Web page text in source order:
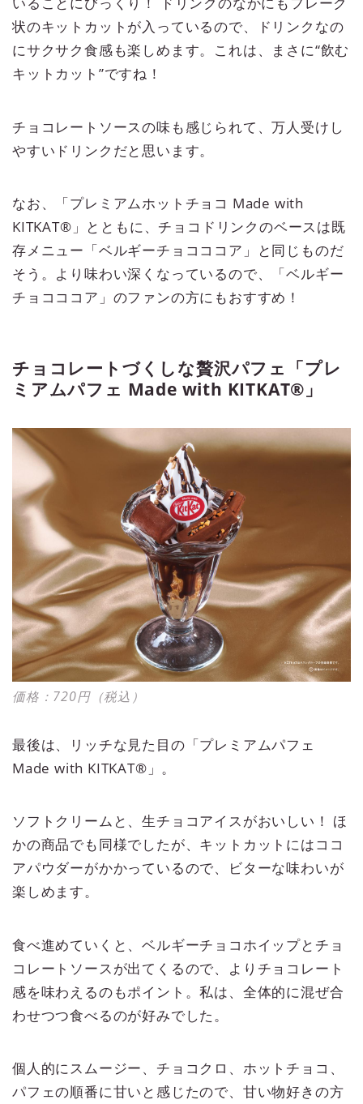
状のキットカットが入っているので、ドリンクなの
にサクサク食感も楽しめます。これは、まさに“飲む
キットカット”ですね！
チョコレートソースの味も感じられて、万人受けし
やすいドリンクだと思います。
なお、「プレミアムホットチョコ Made with
KITKAT®」とともに、チョコドリンクのベースは既
存メニュー「ベルギーチョコココア」と同じものだ
そう。より味わい深くなっているので、「ベルギー
チョコココア」のファンの方にもおすすめ！
チョコレートづくしな贅沢パフェ「プレ
ミアムパフェ Made with KITKAT®」
価格：720円（税込）
最後は、リッチな見た目の「プレミアムパフェ
Made with KITKAT®」。
ソフトクリームと、生チョコアイスがおいしい！ ほ
かの商品でも同様でしたが、キットカットにはココ
アパウダーがかかっているので、ビターな味わいが
楽しめます。
食べ進めていくと、ベルギーチョコホイップとチョ
コレートソースが出てくるので、よりチョコレート
感を味わえるのもポイント。私は、全体的に混ぜ合
わせつつ食べるのが好みでした。
個人的にスムージー、チョコクロ、ホットチョコ、
パフェの順番に甘いと感じたので、甘い物好きの方